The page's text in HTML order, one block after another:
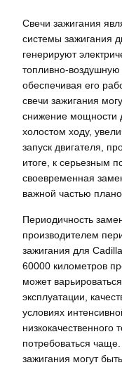
Свечи зажигания
системы зажигания
генерируют
топливно-воздушную
обеспечивая его
свечи зажигания
снижение мощности
холостом ходу,
запуск двигателя,
итоге, к серьезным
своевременная
важной частью
Периодичность
производителем
зажигания для
60000 километров
может
эксплуатации,
условиях
потребоваться
зажигания могут